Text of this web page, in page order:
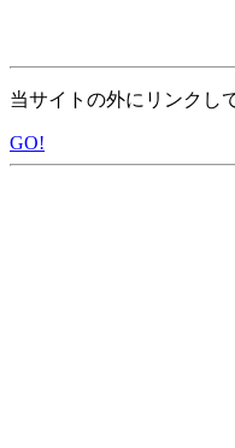
当サイトの外にリンクし
GO!